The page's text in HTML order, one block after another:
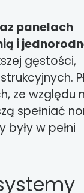
panelach
i
gęstości,
ze względu
spełniać
w pełni